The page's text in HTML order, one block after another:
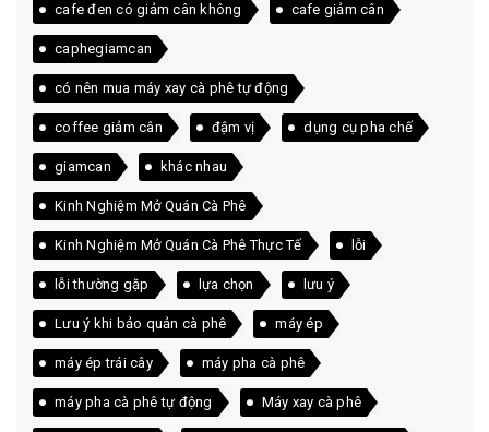
cafe đen có giảm cân không cafe giảm cân
caphegiamcan
có nên mua máy xay cà phê tự động
coffee giảm cân đậm vị dụng cụ pha chế
giamcan khác nhau
Kinh Nghiệm Mở Quán Cà Phê
Kinh Nghiệm Mở Quán Cà Phê Thực Tế lỗi
lỗi thường gặp lựa chọn lưu ý
Lưu ý khi bảo quản cà phê máy ép
máy ép trái cây máy pha cà phê
máy pha cà phê tự động Máy xay cà phê